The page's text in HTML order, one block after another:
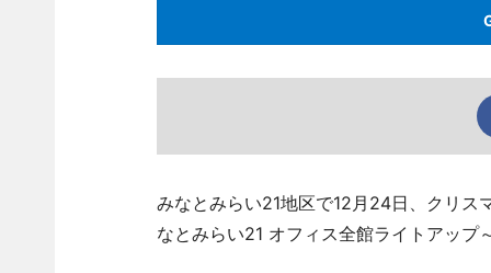
みなとみらい21地区で12月24日、クリス
なとみらい21 オフィス全館ライトアップ